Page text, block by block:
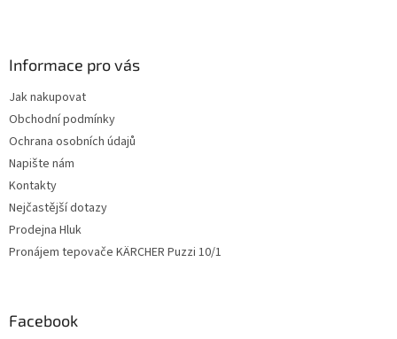
Informace pro vás
Jak nakupovat
Obchodní podmínky
Ochrana osobních údajů
Napište nám
Kontakty
Nejčastější dotazy
Prodejna Hluk
Pronájem tepovače KÄRCHER Puzzi 10/1
Facebook